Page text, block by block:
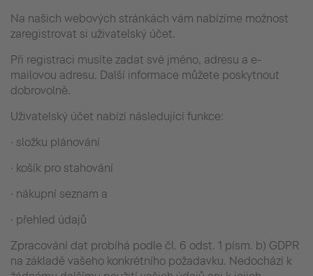
Na našich webových stránkách vám nabízíme možnost
zaregistrovat si uživatelský účet.
Při registraci musíte zadat své jméno, adresu a e-
mailovou adresu. Další informace můžete poskytnout
dobrovolně.
Uživatelský účet nabízí následující funkce:
· složku plánování
· košík pro stahování
· nákupní seznam a
· přehled údajů
Zpracování dat probíhá podle čl. 6 odst. 1 písm. b) GDPR
na základě vašeho konkrétního požadavku. Nedochází k